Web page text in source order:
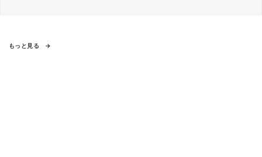
もっと見る